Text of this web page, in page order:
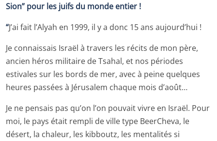
Sion” pour les juifs du monde entier !
“J’ai fait l’Alyah en 1999, il y a donc 15 ans aujourd’hui !
Je connaissais Israël à travers les récits de mon père,
ancien héros militaire de Tsahal, et nos périodes
estivales sur les bords de mer, avec à peine quelques
heures passées à Jérusalem chaque mois d’août…
Je ne pensais pas qu’on l’on pouvait vivre en Israël. Pour
moi, le pays était rempli de ville type BeerCheva, le
désert, la chaleur, les kibboutz, les mentalités si